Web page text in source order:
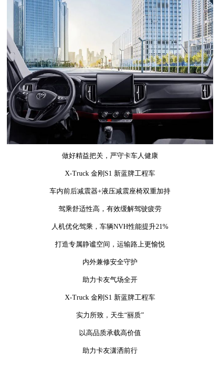
做好精益把关，严守卡车人健康
X-Truck 金刚S1 新蓝牌工程车
车内前后减震器+液压减震座椅双重加持
驾乘舒适性高，有效缓解驾驶疲劳
人机优化驾乘，车辆NVH性能提升21%
打造专属静谧空间，运输路上更愉悦
内外兼修安全守护
助力卡友气场全开
X-Truck 金刚S1 新蓝牌工程车
实力所致，天生“丽质”
以高品质承载高价值
助力卡友潇洒前行